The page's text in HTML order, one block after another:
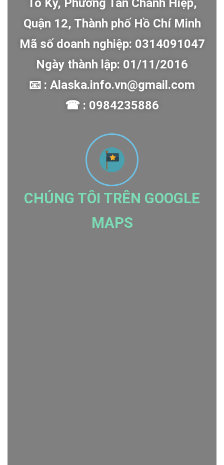
Tô Ký, Phường Tân Chánh Hiệp,
Quận 12, Thành phố Hồ Chí Minh
Mã số doanh nghiệp: 0314091047
Ngày thành lập: 01/11/2016
📧 : Alaska.info.vn@gmail.com
☎ : 0984235886
CHÚNG TÔI TRÊN GOOGLE
MAPS